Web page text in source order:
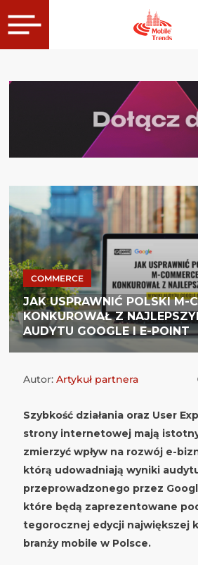
COMMERCE
JAK USPRAWNIĆ POLSKI M-
KONKUROWAŁ Z
AUDYTU GOOGLE I E-POINT
Autor: Artykuł partnera
Szybkość działania oraz User
strony internetowej mają
zmierzyć wpływ na rozwój e-
którą udowadniają wyniki
przeprowadzonego przez
które będą zaprezentowane
tegorocznej edycji największej
branży mobile w Polsce.